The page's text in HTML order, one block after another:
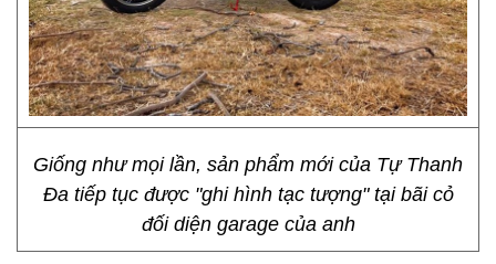
Giống như mọi lần, sản phẩm mới của Tự Thanh
Đa tiếp tục được "ghi hình tạc tượng" tại bãi cỏ
đối diện garage của anh